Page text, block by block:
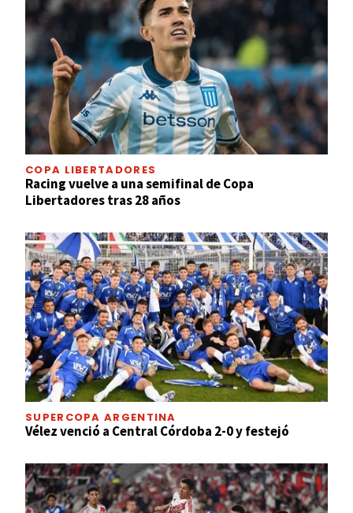
COPA LIBERTADORES
Racing vuelve a una semifinal de Copa
Libertadores tras 28 años
SUPERCOPA ARGENTINA
Vélez venció a Central Córdoba 2-0 y festejó